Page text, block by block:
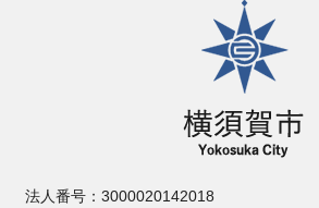
横須賀市
法人番号：3000020142018